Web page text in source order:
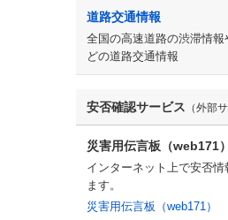
道路交通情報
全国の高速道路の渋滞情
どの道路交通情報
安否確認サービス （外部
災害用伝言板（web171）
インターネット上で安否情
ます。
災害用伝言板（web171）